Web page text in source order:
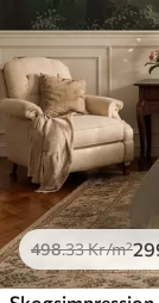
498.33Kr/m²